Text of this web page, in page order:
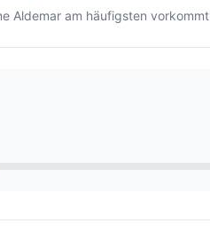
Aldemar am häufigsten vorkommt